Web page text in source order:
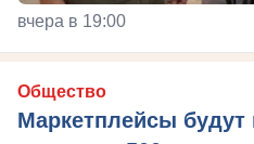
вчера в 19:00
Общество
Маркетплейсы